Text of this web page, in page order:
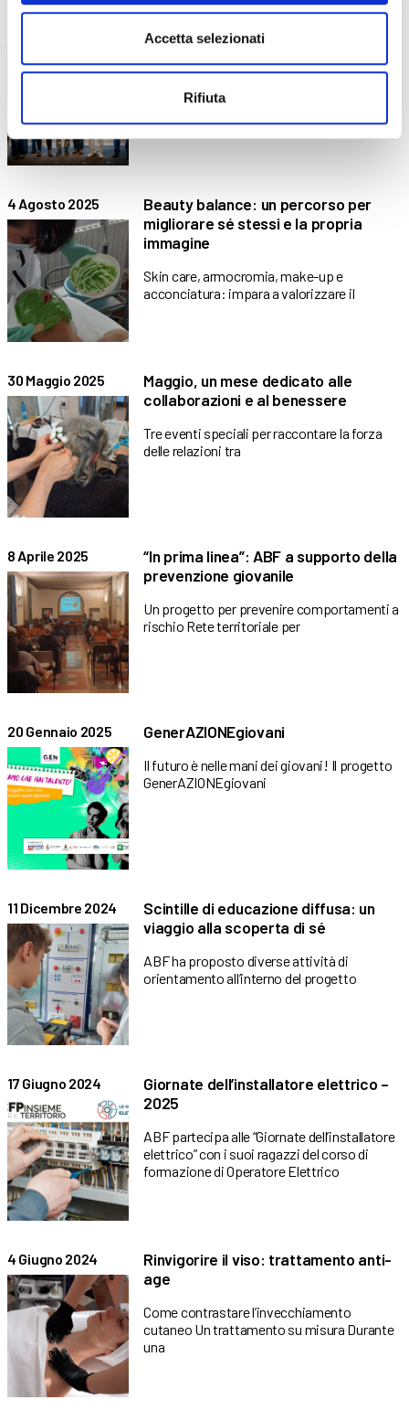
Accetta selezionati
Rifiuta
Premiati tre allievi ABF con la Borsa
di Studio Roberto Rocca
Fondazione Dalmine riconosce l’impegno di
tre allievi dell’area Industries di
4 Agosto 2025
Beauty balance: un percorso per
migliorare sé stessi e la propria
immagine
Skin care, armocromia, make-up e
acconciatura: impara a valorizzare il
30 Maggio 2025
Maggio, un mese dedicato alle
collaborazioni e al benessere
Tre eventi speciali per raccontare la forza
delle relazioni tra
8 Aprile 2025
“In prima linea”: ABF a supporto della
prevenzione giovanile
Un progetto per prevenire comportamenti a
rischio Rete territoriale per
20 Gennaio 2025 GenerAZIONEgiovani
Il futuro è nelle mani dei giovani! Il progetto
GenerAZIONEgiovani
11 Dicembre 2024
Scintille di educazione diffusa: un
viaggio alla scoperta di sé
ABF ha proposto diverse attività di
orientamento all’interno del progetto
17 Giugno 2024
Giornate dell’installatore elettrico –
2025
ABF partecipa alle “Giornate dell’installatore
elettrico” con i suoi ragazzi del corso di
formazione di Operatore Elettrico
4 Giugno 2024
Rinvigorire il viso: trattamento anti-
age
Come contrastare l’invecchiamento
cutaneo Un trattamento su misura Durante
una